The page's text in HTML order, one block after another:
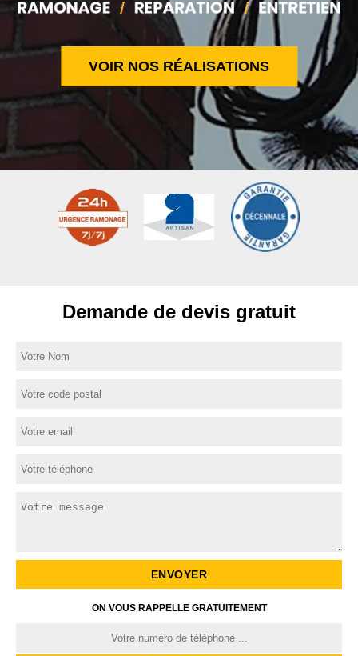
VOIR NOS RÉALISATIONS
Demande de devis gratuit
ON VOUS RAPPELLE GRATUITEMENT